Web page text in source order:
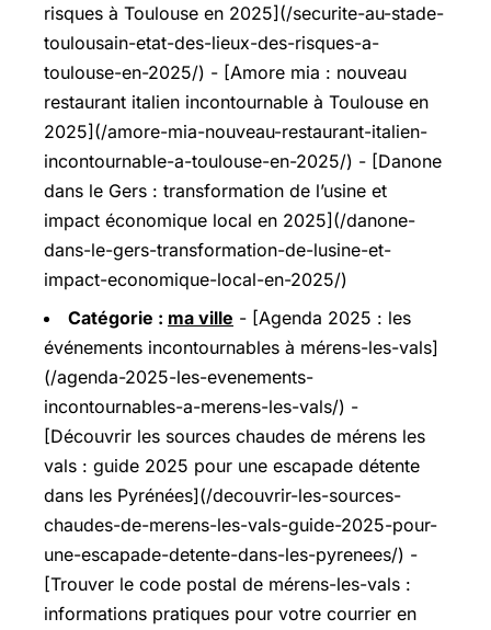
risques à Toulouse en 2025](/securite-au-stade-
toulousain-etat-des-lieux-des-risques-a-
toulouse-en-2025/) - [Amore mia : nouveau
restaurant italien incontournable à Toulouse en
2025](/amore-mia-nouveau-restaurant-italien-
incontournable-a-toulouse-en-2025/) - [Danone
dans le Gers : transformation de l’usine et
impact économique local en 2025](/danone-
dans-le-gers-transformation-de-lusine-et-
impact-economique-local-en-2025/)
Catégorie : ma ville - [Agenda 2025 : les
événements incontournables à mérens-les-vals]
(/agenda-2025-les-evenements-
incontournables-a-merens-les-vals/) -
[Découvrir les sources chaudes de mérens les
vals : guide 2025 pour une escapade détente
dans les Pyrénées](/decouvrir-les-sources-
chaudes-de-merens-les-vals-guide-2025-pour-
une-escapade-detente-dans-les-pyrenees/) -
[Trouver le code postal de mérens-les-vals :
informations pratiques pour votre courrier en